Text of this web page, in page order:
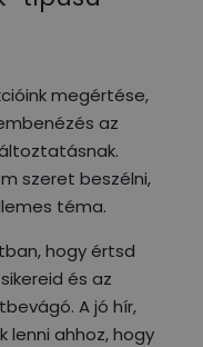
megértése,
az
szeret beszélni,
téma.
hogy értsd
és az
A jó hír,
lenni ahhoz, hogy